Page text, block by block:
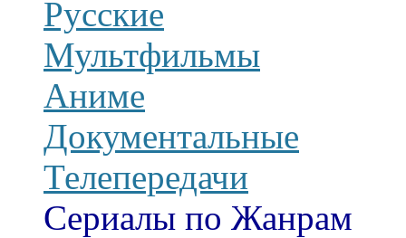
Русские
Мультфильмы
Аниме
Документальные
Телепередачи
Сериалы по Жанрам